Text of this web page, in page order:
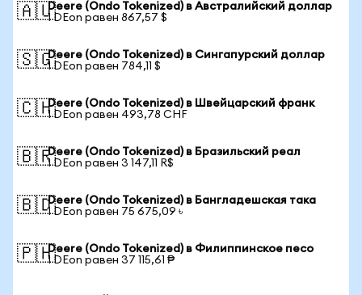
🇦🇺Deere (Ondo Tokenized) в Австралийский доллар
1 DEon равен 867,57 $
🇸🇬Deere (Ondo Tokenized) в Сингапурский доллар
1 DEon равен 784,11 $
🇨🇭Deere (Ondo Tokenized) в Швейцарский франк
1 DEon равен 493,78 CHF
🇧🇷Deere (Ondo Tokenized) в Бразильский реал
1 DEon равен 3 147,11 R$
🇧🇩Deere (Ondo Tokenized) в Бангладешская така
1 DEon равен 75 675,09 ৳
🇵🇭Deere (Ondo Tokenized) в Филиппинское песо
1 DEon равен 37 115,61 ₱